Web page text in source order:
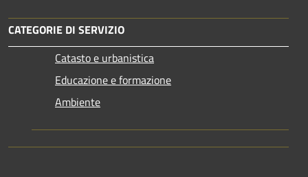
CATEGORIE DI SERVIZIO
Catasto e urbanistica
Educazione e formazione
Ambiente